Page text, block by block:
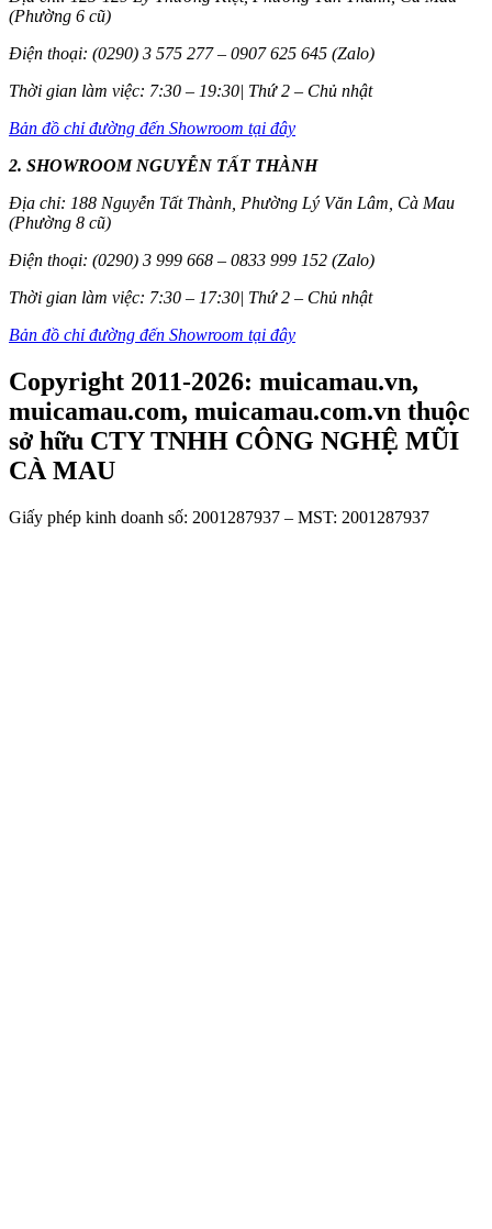
(Phường 6 cũ)
Điện thoại: (0290) 3 575 277 – 0907 625 645 (Zalo)
Thời gian làm việc: 7:30 – 19:30| Thứ 2 – Chủ nhật
Bản đồ chỉ đường đến Showroom tại đây
2. SHOWROOM NGUYỄN TẤT THÀNH
Địa chỉ: 188 Nguyễn Tất Thành, Phường Lý Văn Lâm, Cà Mau
(Phường 8 cũ)
Điện thoại: (0290) 3 999 668 – 0833 999 152 (Zalo)
Thời gian làm việc: 7:30 – 17:30| Thứ 2 – Chủ nhật
Bản đồ chỉ đường đến Showroom tại đây
Copyright 2011-2026: muicamau.vn,
muicamau.com, muicamau.com.vn thuộc
sở hữu CTY TNHH CÔNG NGHỆ MŨI
CÀ MAU
Giấy phép kinh doanh số: 2001287937 – MST: 2001287937